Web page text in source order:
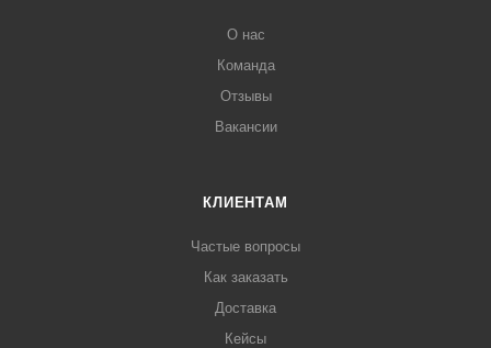
О нас
Команда
Отзывы
Вакансии
КЛИЕНТАМ
Частые вопросы
Как заказать
Доставка
Кейсы